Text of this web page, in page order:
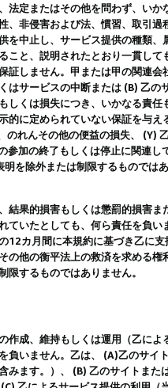
定またはその他を問わず、い
非侵害および法、慣習、取引過
中止し、サービス提供の種類、
と、説明されたとおり一貫し
しません。甲または甲の関連
サービスの中断または (B) 乙
くは損失につき、いかなる責
に定められていない保証を与
れんその他の便益の損失、 (Y)
加の終了もしくは停止に関連
を除外または制限するものではあ
果的損害もしくは懲罰的損害ま
いたとしても、何ら責任を負
カ月間に本規約に基づき乙に
他の衡平法上の救済を求める
するものではありません。
成、維持もしくは運用（乙に
いません。乙は、 (A)乙のサイ
ます。）、 (B) 乙のサイトま